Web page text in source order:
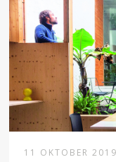
11 OKTOBER 2019